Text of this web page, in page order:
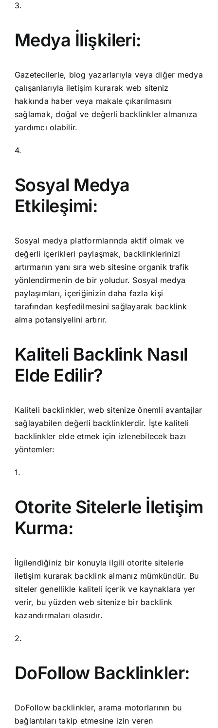
3.
Medya İlişkileri:
Gazetecilerle, blog yazarlarıyla veya diğer medya
çalışanlarıyla iletişim kurarak web siteniz
hakkında haber veya makale çıkarılmasını
sağlamak, doğal ve değerli backlinkler almanıza
yardımcı olabilir.
4.
Sosyal Medya
Etkileşimi:
Sosyal medya platformlarında aktif olmak ve
değerli içerikleri paylaşmak, backlinklerinizi
artırmanın yanı sıra web sitesine organik trafik
yönlendirmenin de bir yoludur. Sosyal medya
paylaşımları, içeriğinizin daha fazla kişi
tarafından keşfedilmesini sağlayarak backlink
alma potansiyelini artırır.
Kaliteli Backlink Nasıl
Elde Edilir?
Kaliteli backlinkler, web sitenize önemli avantajlar
sağlayabilen değerli backlinklerdir. İşte kaliteli
backlinkler elde etmek için izlenebilecek bazı
yöntemler:
1.
Otorite Sitelerle İletişim
Kurma:
İlgilendiğiniz bir konuyla ilgili otorite sitelerle
iletişim kurarak backlink almanız mümkündür. Bu
siteler genellikle kaliteli içerik ve kaynaklara yer
verir, bu yüzden web sitenize bir backlink
kazandırmaları olasıdır.
2.
DoFollow Backlinkler:
DoFollow backlinkler, arama motorlarının bu
bağlantıları takip etmesine izin veren